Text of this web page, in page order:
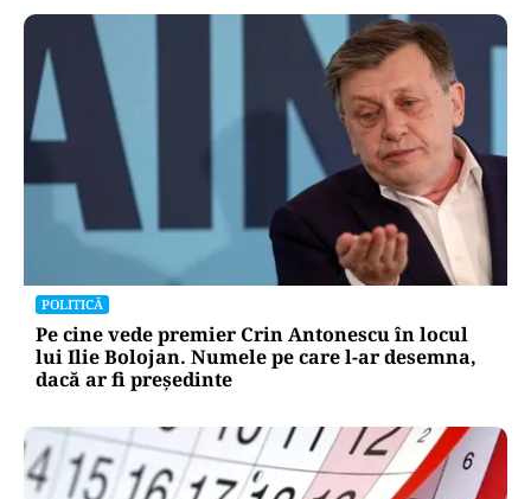
POLITICĂ
Pe cine vede premier Crin Antonescu în locul
lui Ilie Bolojan. Numele pe care l-ar desemna,
dacă ar fi președinte